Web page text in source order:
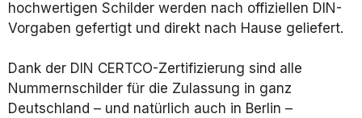
hochwertigen Schilder werden nach offiziellen DIN-
Vorgaben gefertigt und direkt nach Hause geliefert.
Dank der DIN CERTCO-Zertifizierung sind alle
Nummernschilder für die Zulassung in ganz
Deutschland – und natürlich auch in Berlin –